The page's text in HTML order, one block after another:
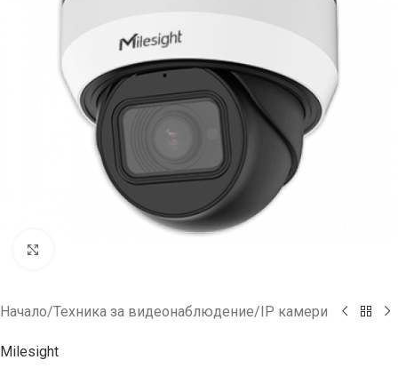
Начало/Техника за видеонаблюдение/IP камери
Milesight